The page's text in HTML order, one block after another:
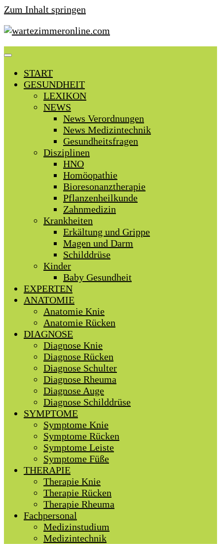
Zum Inhalt springen
START
GESUNDHEIT
LEXIKON
NEWS
News Verordnungen
News Medizintechnik
Gesundheitsfragen
Disziplinen
HNO
Homöopathie
Bioresonanztherapie
Pflanzenheilkunde
Zahnmedizin
Krankheiten
Erkältung und Grippe
Magen und Darm
Schilddrüse
Kinder
Baby Gesundheit
EXPERTEN
ANATOMIE
Anatomie Knie
Anatomie Rücken
DIAGNOSE
Diagnose Knie
Diagnose Rücken
Diagnose Schulter
Diagnose Rheuma
Diagnose Auge
Diagnose Schilddrüse
SYMPTOME
Symptome Knie
Symptome Rücken
Symptome Leiste
Symptome Füße
THERAPIE
Therapie Knie
Therapie Rücken
Therapie Rheuma
Fachpersonal
Medizinstudium
Medizintechnik